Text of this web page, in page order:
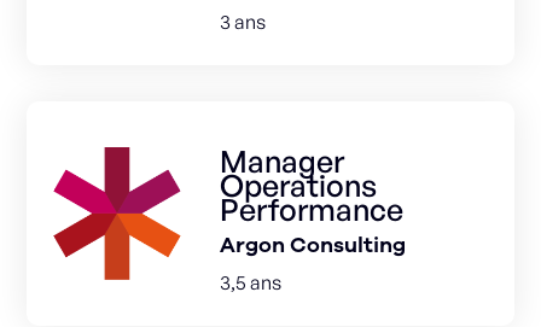
3 ans
Manager
Operations
Performance
Argon Consulting
3,5 ans